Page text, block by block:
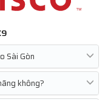
Sài Gòn
không?